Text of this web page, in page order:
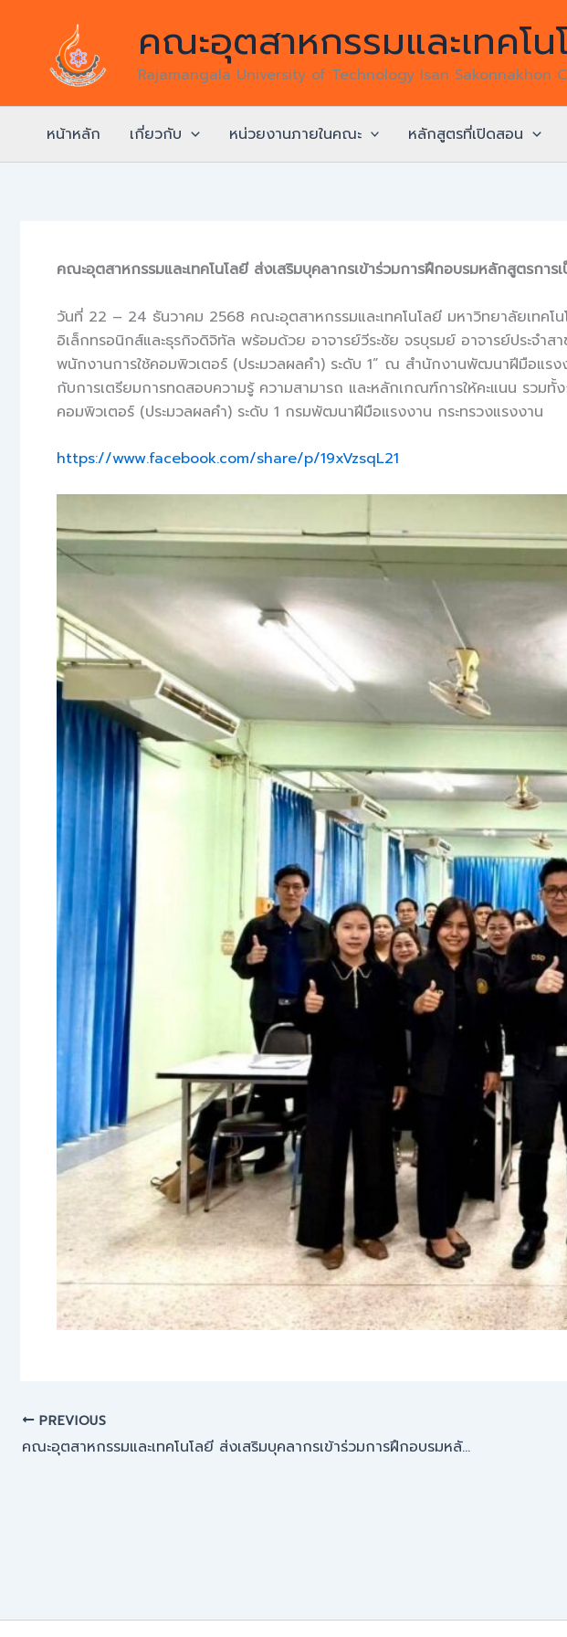
content
คณะอุตสาหกรรมและเทคโน
Rajamangala University of Technology Isan Sakonnakhon
หน้าหลัก เกี่ยวกับ หน่วยงานภายในคณะ หลักสูตรที่เปิดสอน
คณะอุตสาหกรรมและเทคโนโลยี ส่งเสริมบุคลากรเข้าร่วมการฝึกอบรมหลักสูตรก
วันที่ 22 – 24 ธันวาคม 2568 คณะอุตสาหกรรมและเทคโนโลยี มหาวิทยาลัยเท
อิเล็กทรอนิกส์และธุรกิจดิจิทัล พร้อมด้วย อาจารย์วีระชัย จรบุรมย์ อาจารย์ประจำ
พนักงานการใช้คอมพิวเตอร์ (ประมวลผลคำ) ระดับ 1” ณ สำนักงานพัฒนาฝีมือแ
กับการเตรียมการทดสอบความรู้ ความสามารถ และหลักเกณฑ์การให้คะแนน รวม
คอมพิวเตอร์ (ประมวลผลคำ) ระดับ 1 กรมพัฒนาฝีมือแรงงาน กระทรวงแรงงาน
https://www.facebook.com/share/p/19xVzsqL21
PREVIOUS
คณะอุตสาหกรรมและเทคโนโลยี ส่งเสริมบุคลากรเข้าร่วมการฝึกอบรมหลักสูตร การเป็นผู้ทดสอบมาตรฐานฝีมือแรงงาน สาขาช่างติดตั้งระบบโซลาร์เซลล์ ระดับ 1